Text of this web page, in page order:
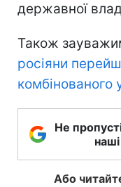
державної
Також
росіяни
комбінованого
Не
Або